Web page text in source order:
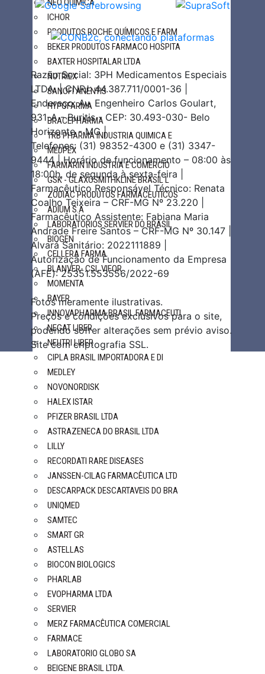
NEO QUIMICA
ICHOR
PRODUTOS ROCHE QUÍMICOS E FARM
BEKER PRODUTOS FARMACO HOSPITA
BAXTER HOSPITALAR LTDA
NUTRIEX
SANOFI ANENTIS
HYPOFARMA
BRACEPHARMA
TRB PHARMA INDUSTRIA QUIMICA E
MEDPEX
FARMARIN INDUSTRIA E COMERCIO
GSK - GLAXOSMITHKLINE BRASIL L
ZODIAC PRODUTOS FARMACEUTICOS
ADIUM S.A
LABORATORIOS SERVIER DO BRASIL
BIOGEN
CELLERA FARMA
BLANVER- CSL VIFOR
MOMENTA
BAYER
INNOVAPHARMA BRASIL FARMACEUTI
NEGAT LIBER
NEUTRI LIBER
CIPLA BRASIL IMPORTADORA E DI
MEDLEY
NOVONORDISK
HALEX ISTAR
PFIZER BRASIL LTDA
ASTRAZENECA DO BRASIL LTDA
LILLY
RECORDATI RARE DISEASES
JANSSEN-CILAG FARMACÊUTICA LTD
DESCARPACK DESCARTAVEIS DO BRA
UNIQMED
SAMTEC
SMART GR
ASTELLAS
BIOCON BIOLOGICS
PHARLAB
EVOPHARMA LTDA
SERVIER
MERZ FARMACÊUTICA COMERCIAL
FARMACE
LABORATORIO GLOBO SA
BEIGENE BRASIL LTDA.
Razão Social: 3PH Medicamentos Especiais
LTDA. | CNPJ: 44.387.711/0001-36 |
Endereço: Av. Engenheiro Carlos Goulart,
931-A - Buritis - CEP: 30.493-030- Belo
Horizonte - MG |
Telefones: (31) 98352-4300 e (31) 3347-
9444 | Horário de funcionamento – 08:00 às
18:00h, de segunda à sexta-feira |
Farmacêutico Responsável Técnico: Renata
Coalho Teixeira – CRF-MG Nº 23.220 |
Farmacêutico Assistente: Fabiana Maria
Andrade Freire Santos – CRF-MG Nº 30.147 |
Alvará Sanitário: 2022111889 |
Autorização de Funcionamento da Empresa
(AFE): 25351.553556/2022-69
Fotos meramente ilustrativas.
Preços e condições exclusivos para o site,
podendo sofrer alterações sem prévio aviso.
Site com criptografia SSL.